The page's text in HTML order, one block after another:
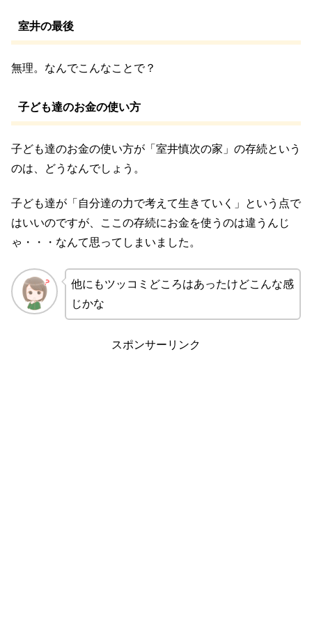
室井の最後
無理。なんでこんなことで？
子ども達のお金の使い方
子ども達のお金の使い方が「室井慎次の家」の存続という
のは、どうなんでしょう。
子ども達が「自分達の力で考えて生きていく」という点で
はいいのですが、ここの存続にお金を使うのは違うんじ
ゃ・・・なんて思ってしまいました。
他にもツッコミどころはあったけどこんな感
じかな
スポンサーリンク